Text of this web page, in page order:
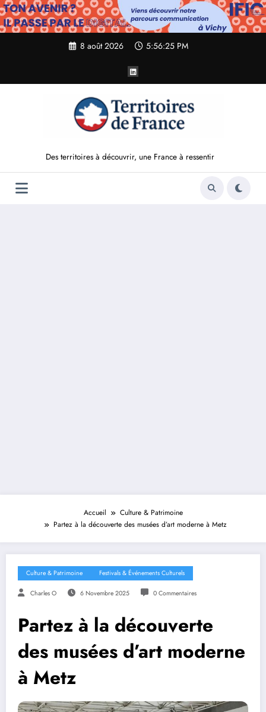
Aller
au
contenu
8 août 2026 5:56:26 PM
Des territoires à découvrir, une France à ressentir
Accueil
Culture & Patrimoine
Partez à la découverte des musées d’art moderne à Metz
Culture & Patrimoine Festivals & Événements Culturels
Charles O 6 Novembre 2025 0 Commentaires
Partez à la découverte
des musées d’art moderne
à Metz